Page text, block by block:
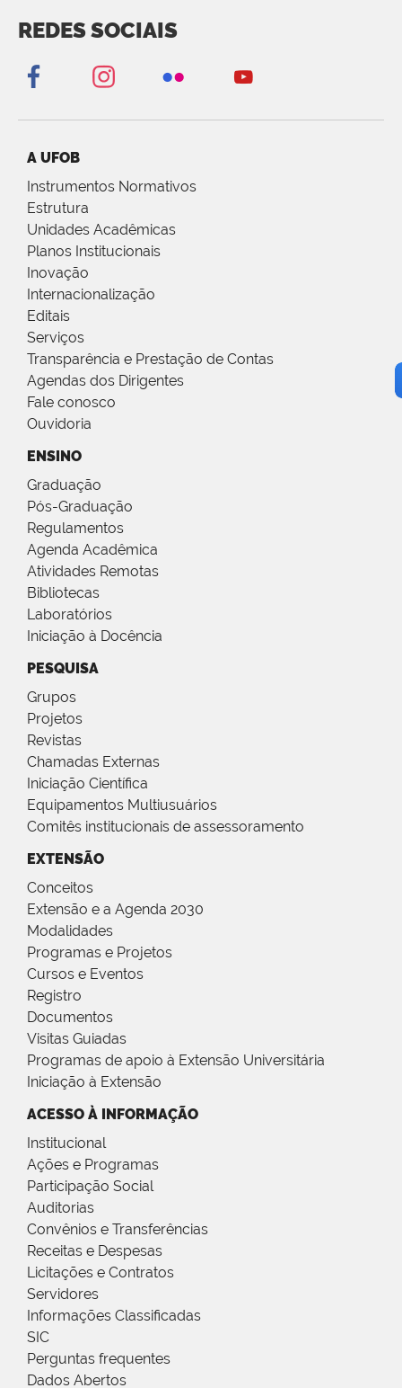
REDES SOCIAIS
A UFOB
Instrumentos Normativos
Estrutura
Unidades Acadêmicas
Planos Institucionais
Inovação
Internacionalização
Editais
Serviços
Transparência e Prestação de Contas
Agendas dos Dirigentes
Fale conosco
Ouvidoria
ENSINO
Graduação
Pós-Graduação
Regulamentos
Agenda Acadêmica
Atividades Remotas
Bibliotecas
Laboratórios
Iniciação à Docência
PESQUISA
Grupos
Projetos
Revistas
Chamadas Externas
Iniciação Científica
Equipamentos Multiusuários
Comitês institucionais de assessoramento
EXTENSÃO
Conceitos
Extensão e a Agenda 2030
Modalidades
Programas e Projetos
Cursos e Eventos
Registro
Documentos
Visitas Guiadas
Programas de apoio à Extensão Universitária
Iniciação à Extensão
ACESSO À INFORMAÇÃO
Institucional
Ações e Programas
Participação Social
Auditorias
Convênios e Transferências
Receitas e Despesas
Licitações e Contratos
Servidores
Informações Classificadas
SIC
Perguntas frequentes
Dados Abertos